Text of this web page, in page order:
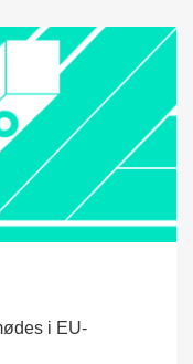
i EU-